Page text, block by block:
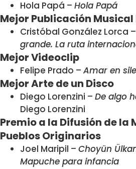
Hola Papá – Hola Papá
Mejor Publicación
Cristóbal González Lorca –
grande. La ruta
Mejor Videoclip
Felipe Prado – Amar en
Mejor Arte de un Disco
Diego Lorenzini – De algo
Diego Lorenzini
Premio a la Difusión de la
Pueblos Originarios
Joel Maripil – Choyün
Mapuche para infancia